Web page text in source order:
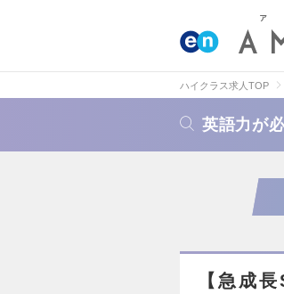
ハイクラス求人TOP
英語力が
【急成